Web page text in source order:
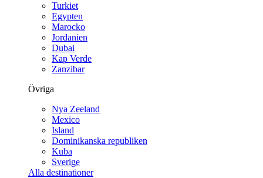
Turkiet
Egypten
Marocko
Jordanien
Dubai
Kap Verde
Zanzibar
Övriga
Nya Zeeland
Mexico
Island
Dominikanska republiken
Kuba
Sverige
Alla destinationer